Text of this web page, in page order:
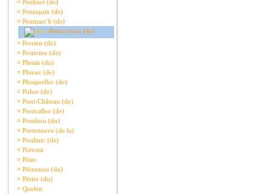
¤ Penhoet (de)
¤ Penisquin (de)
¤ Penmarc'h (de)
Penmorvan (de)
¤ Perrien (de)
¤ Pestivien (de)
¤ Plessis (du)
¤ Ploeuc (de)
¤ Plusquellec (de)
¤ Poher (de)
¤ Pont-Château (de)
¤ Pontcallec (de)
¤ Ponthou (du)
¤ Porteneuve (de la)
¤ Poulmic (de)
¤ Prévost
¤ Péan
¤ Pérennou (du)
¤ Périer (du)
¤ Quelen